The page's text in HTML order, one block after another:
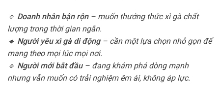
🔹 Doanh nhân bận rộn– muốn thưởng thức xì gà chất
lượng trong thời gian ngắn.
🔹 Người yêu xì gà di động– cần một lựa chọn nhỏ gọn để
mang theo mọi lúc mọi nơi.
🔹 Người mới bắt đầu– đang khám phá dòng mạnh
nhưng vẫn muốn có trải nghiệm êm ái, không áp lực.